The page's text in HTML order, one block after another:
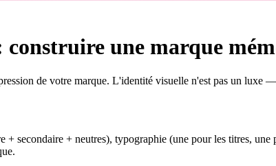
une marque
de votre marque. L'identité visuelle n'est pas un luxe
secondaire + neutres), typographie (une pour les titres,